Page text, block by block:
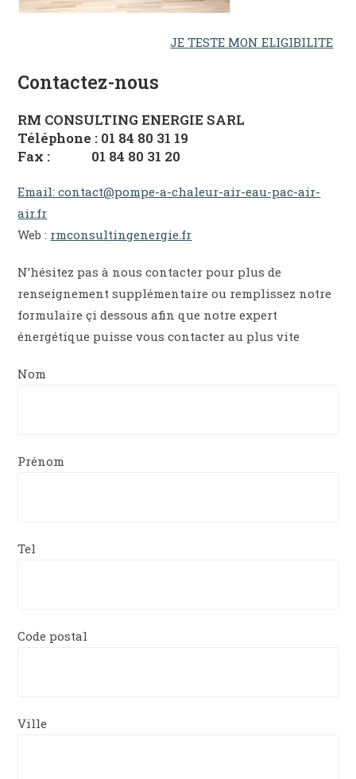
JE TESTE MON ELIGIBILITE
Contactez-nous
RM CONSULTING ENERGIE SARL
Téléphone : 01 84 80 31 19
Fax : 01 84 80 31 20
Email: contact@pompe-a-chaleur-air-eau-pac-air-
air.fr
Web : rmconsultingenergie.fr
N’hésitez pas à nous contacter pour plus de
renseignement supplémentaire ou remplissez notre
formulaire çi dessous afin que notre expert
énergétique puisse vous contacter au plus vite
Nom
Prénom
Tel
Code postal
Ville